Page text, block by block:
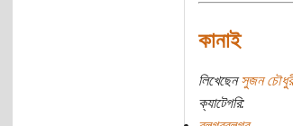
কানাই
লিখেছেনসুজন
ক্যাটেগরি: